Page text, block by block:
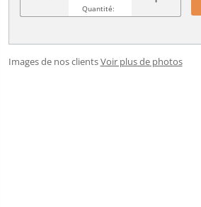
Quantité:
Images de nos clientsVoir plus de photos